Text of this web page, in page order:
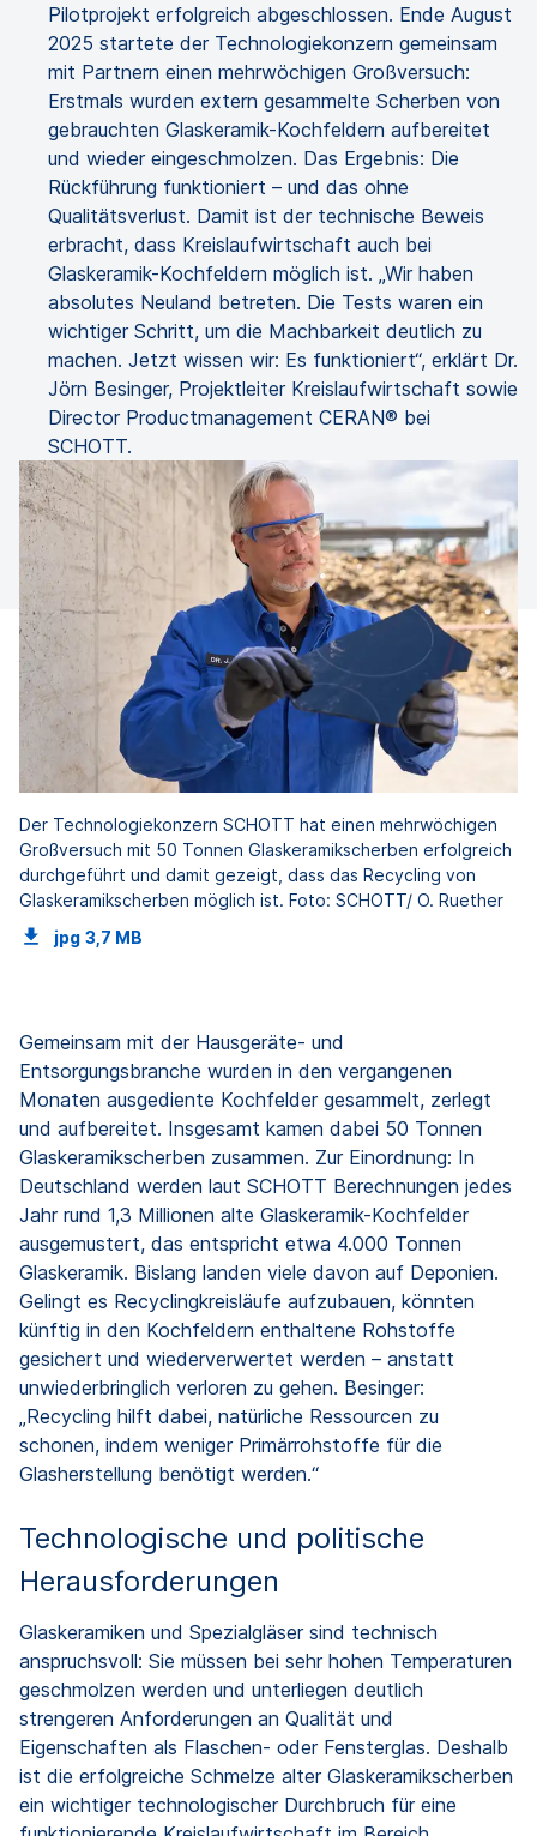
Pilotprojekt erfolgreich abgeschlossen. Ende August
2025 startete der Technologiekonzern gemeinsam
mit Partnern einen mehrwöchigen Großversuch:
Erstmals wurden extern gesammelte Scherben von
gebrauchten Glaskeramik-Kochfeldern aufbereitet
und wieder eingeschmolzen. Das Ergebnis: Die
Rückführung funktioniert – und das ohne
Qualitätsverlust. Damit ist der technische Beweis
erbracht, dass Kreislaufwirtschaft auch bei
Glaskeramik-Kochfeldern möglich ist. „Wir haben
absolutes Neuland betreten. Die Tests waren ein
wichtiger Schritt, um die Machbarkeit deutlich zu
machen. Jetzt wissen wir: Es funktioniert“, erklärt Dr.
Jörn Besinger, Projektleiter Kreislaufwirtschaft sowie
Director Productmanagement CERAN® bei
SCHOTT.
Der Technologiekonzern SCHOTT hat einen mehrwöchigen
Großversuch mit 50 Tonnen Glaskeramikscherben erfolgreich
durchgeführt und damit gezeigt, dass das Recycling von
Glaskeramikscherben möglich ist. Foto: SCHOTT/ O. Ruether
jpg 3,7 MB
Gemeinsam mit der Hausgeräte- und
Entsorgungsbranche wurden in den vergangenen
Monaten ausgediente Kochfelder gesammelt, zerlegt
und aufbereitet. Insgesamt kamen dabei 50 Tonnen
Glaskeramikscherben zusammen. Zur Einordnung: In
Deutschland werden laut SCHOTT Berechnungen jedes
Jahr rund 1,3 Millionen alte Glaskeramik-Kochfelder
ausgemustert, das entspricht etwa 4.000 Tonnen
Glaskeramik. Bislang landen viele davon auf Deponien.
Gelingt es Recyclingkreisläufe aufzubauen, könnten
künftig in den Kochfeldern enthaltene Rohstoffe
gesichert und wiederverwertet werden – anstatt
unwiederbringlich verloren zu gehen. Besinger:
„Recycling hilft dabei, natürliche Ressourcen zu
schonen, indem weniger Primärrohstoffe für die
Glasherstellung benötigt werden.“
Technologische und politische
Herausforderungen
Glaskeramiken und Spezialgläser sind technisch
anspruchsvoll: Sie müssen bei sehr hohen Temperaturen
geschmolzen werden und unterliegen deutlich
strengeren Anforderungen an Qualität und
Eigenschaften als Flaschen- oder Fensterglas. Deshalb
ist die erfolgreiche Schmelze alter Glaskeramikscherben
ein wichtiger technologischer Durchbruch für eine